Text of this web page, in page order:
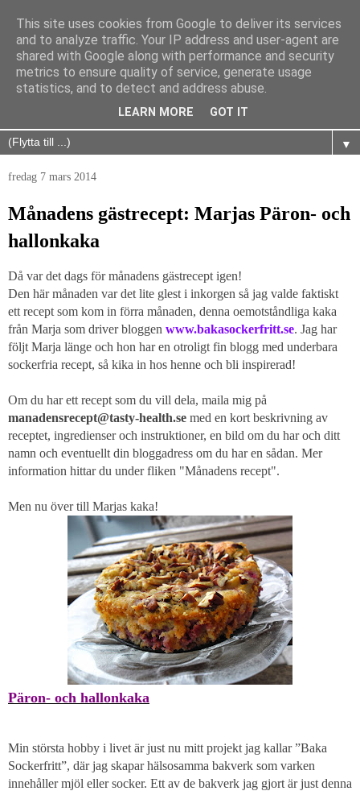
▼
fredag 7 mars 2014
Månadens gästrecept: Marjas Päron- och
hallonkaka
Då var det dags för månadens gästrecept igen!
Den här månaden var det lite glest i inkorgen så jag valde faktiskt
ett recept som kom in förra månaden, denna oemotståndliga kaka
från Marja som driver bloggen www.bakasockerfritt.se. Jag har
följt Marja länge och hon har en otroligt fin blogg med underbara
sockerfria recept, så kika in hos henne och bli inspirerad!
Om du har ett recept som du vill dela, maila mig på
manadensrecept@tasty-health.se med en kort beskrivning av
receptet, ingredienser och instruktioner, en bild om du har och ditt
namn och eventuellt din bloggadress om du har en sådan. Mer
information hittar du under fliken "Månadens recept".
Men nu över till Marjas kaka!
Päron- och hallonkaka
Min största hobby i livet är just nu mitt projekt jag kallar ”Baka
Sockerfritt”, där jag skapar hälsosamma bakverk som varken
innehåller mjöl eller socker. Ett av de bakverk jag gjort är just denna
This site uses cookies from Google to deliver its services
and to analyze traffic. Your IP address and user-agent are
shared with Google along with performance and security
metrics to ensure quality of service, generate usage
statistics, and to detect and address abuse.
LEARN MORE GOT IT